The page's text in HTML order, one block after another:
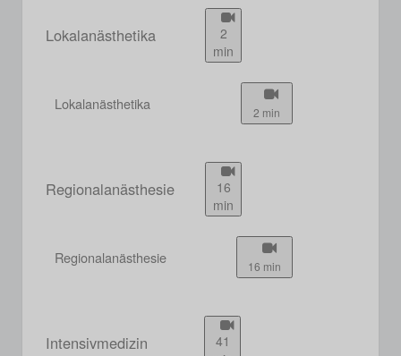
Lokalanästhetika
2
min
Lokalanästhetika 2 min
Regionalanästhesie
16
min
Regionalanästhesie 16 min
Intensivmedizin
41